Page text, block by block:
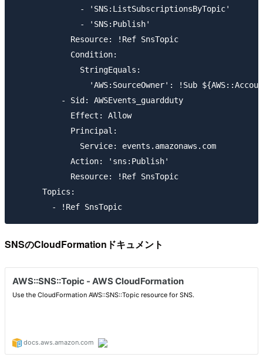
              - 'SNS:ListSubscriptionsByTopic'
              - 'SNS:Publish'
            Resource: !Ref SnsTopic
            Condition:
              StringEquals:
'AWS:SourceOwner': !Sub
          - Sid: AWSEvents_guardduty
            Effect: Allow
            Principal:
              Service: events.amazonaws.com
            Action: 'sns:Publish'
            Resource: !Ref SnsTopic
      Topics:
SNSのCloudFormationドキュメント